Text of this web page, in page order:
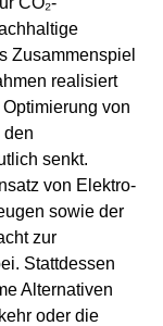
Zusammenspiel
realisiert
von
den
senkt.
von Elektro-
sowie der
zur
Stattdessen
Alternativen
oder die